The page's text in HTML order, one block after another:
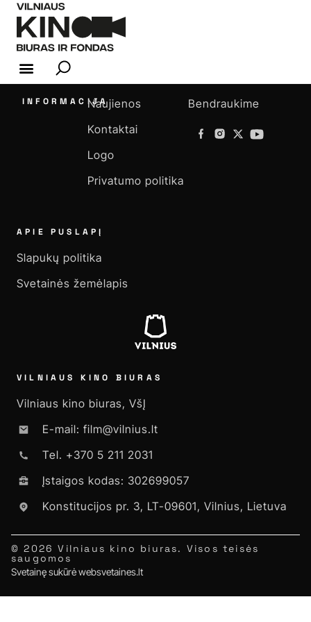
INFORMACIJANaujienos
Kontaktai
Logo
Privatumo politika
Bendraukime
APIE PUSLAPĮ
Slapukų politika
Svetainės žemėlapis
VILNIAUS KINO BIURAS
Vilniaus kino biuras, VšĮ
E-mail: film@vilnius.lt
Tel. +370 5 211 2031
Įstaigos kodas: 302699057
Konstitucijos pr. 3, LT-09601, Vilnius, Lietuva
© 2026 Vilniaus kino biuras. Visos teisės
saugomos
Svetainę sukūrė websvetaines.lt